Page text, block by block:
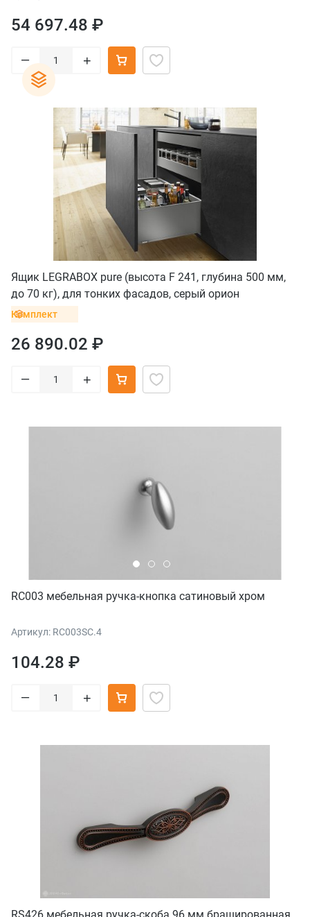
мм, прав.
54 697.48 ₽
– +
Ящик LEGRABOX pure (высота F 241, глубина 500 мм,
до 70 кг), для тонких фасадов, серый орион
Комплект
26 890.02 ₽
– +
RC003 мебельная ручка-кнопка сатиновый хром
Артикул: RC003SC.4
104.28 ₽
– +